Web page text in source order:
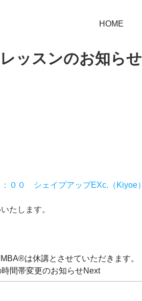
HOME
ッスンのお知らせ
００ シェイプアップEXc.（Kiyoe）
たします。
は休講とさせていただきます。
間帯変更のお知らせNext